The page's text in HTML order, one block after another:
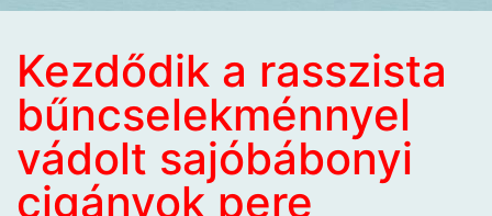
Kezdődik a rasszista
bűncselekménnyel
vádolt sajóbábonyi
cigányok pere